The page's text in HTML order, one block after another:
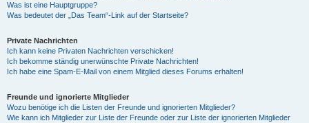
Was ist eine Hauptgruppe?
Was bedeutet der „Das Team“-Link auf der Startseite?
Private Nachrichten
Ich kann keine Privaten Nachrichten verschicken!
Ich bekomme ständig unerwünschte Private Nachrichten!
Ich habe eine Spam-E-Mail von einem Mitglied dieses Forums erhalten!
Freunde und ignorierte Mitglieder
Wozu benötige ich die Listen der Freunde und ignorierten Mitglieder?
Wie kann ich Mitglieder zur Liste der Freunde oder zur Liste der ignorierten Mitglieder